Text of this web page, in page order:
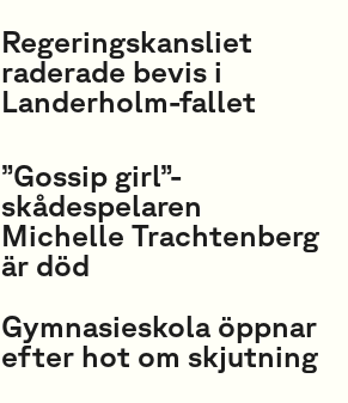
Regeringskansliet
raderade bevis i
Landerholm-fallet
”Gossip girl”-
skådespelaren
Michelle Trachtenberg
är död
Gymnasieskola öppnar
efter hot om skjutning